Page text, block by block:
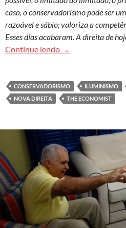
caso, o conservadorismo pode ser
razoável e sábio; valoriza a
Esses dias acabaram. A direita de
Continue lendo A crise global do
→
CONSERVADORISMO ILUMINISMO
NOVA DIREITA
THE ECONOMIST